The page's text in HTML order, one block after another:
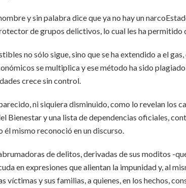
y sin palabra dice que ya no hay un
de grupos delictivos, lo cual les ha
no sólo sigue, sino que se ha extendido a el
se multiplica y ese método ha sido
crece sin control.
ni siquiera disminuido, como lo revelan los
Bienestar y una lista de dependencias oficiales,
mismo reconoció en un discurso.
de delitos, derivadas de sus moditos -
en expresiones que alientan la impunidad y, al
víctimas y sus familias, a quienes, en los hechos,